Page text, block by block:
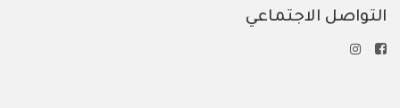
التواصل الاجتماعي